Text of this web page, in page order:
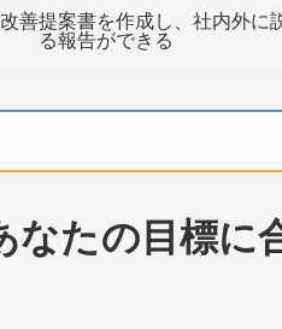
善提案書を作成し、社内外に
る報告ができる
なたの目標に